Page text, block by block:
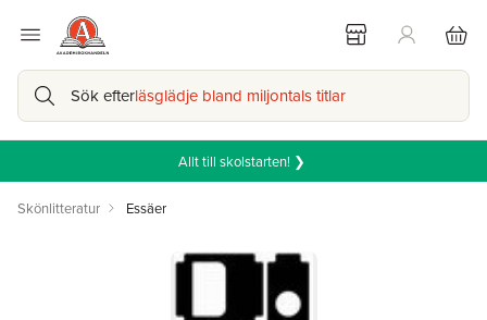
Sök efterläsglädje bland miljontals titlar
Allt till skolstarten! ❯
Skönlitteratur Essäer